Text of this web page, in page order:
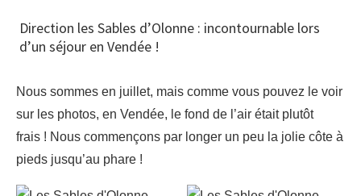
Direction les Sables d’Olonne : incontournable lors
d’un séjour en Vendée !
Nous sommes en juillet, mais comme vous pouvez le voir
sur les photos, en Vendée, le fond de l’air était plutôt
frais ! Nous commençons par longer un peu la jolie côte à
pieds jusqu’au phare !